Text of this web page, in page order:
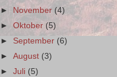
►
November (4)
►Oktober (5)
► September (6)
►August (3)
►Juli (5)